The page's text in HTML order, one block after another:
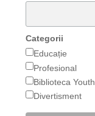
Categorii
Educație
Profesional
Biblioteca Youth
Divertisment